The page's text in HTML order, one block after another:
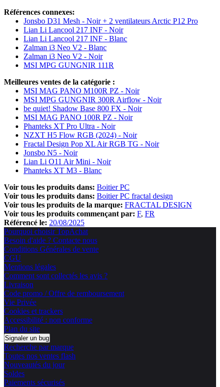
Références connexes:
Jonsbo D31 Mesh - Noir + 2 ventilateurs Arctic P12 Pro
Lian Li Lancool 217 INF - Noir
Lian Li Lancool 217 INF - Blanc
Zalman i3 Neo V2 - Blanc
Zalman i3 Neo V2 - Noir
MSI MPG GUNGNIR 111R
Meilleures ventes de la catégorie :
MSI MAG PANO M100R PZ - Noir
MSI MPG GUNGNIR 300R Airflow - Noir
be quiet! Shadow Base 800 FX - Noir
MSI MAG PANO 100R PZ - Noir
Phanteks XT Pro Ultra - Noir
NZXT H5 Flow RGB (2024) - Noir
Fractal Design Pop XL Air RGB TG - Noir
Jonsbo N5 - Noir
Lian Li O11 Air Mini - Noir
Phanteks XT M3 - Blanc
Voir tous les produits dans: Boitier PC
Voir tous les produits dans: Boitier PC fractal design
Voir tous les produits de la marque: FRACTAL DESIGN
Voir tous les produits commençant par: F FR
Référencé le: 20/08/2025
Pourquoi choisir TopAchat
Besoin d'aide ? Contacte nous
Conditions Générales de vente
CGU
Mentions légales
Comment sont collectés les avis ?
Livraison
Code promo / Offre de remboursement
Vie Privée
Cookies et trackers
Accessibilité : non conforme
Plan du site
Signaler un bug
Recherche par marque
Toutes nos ventes flash
Nouveautés du jour
Soldes
Paiements sécurisés